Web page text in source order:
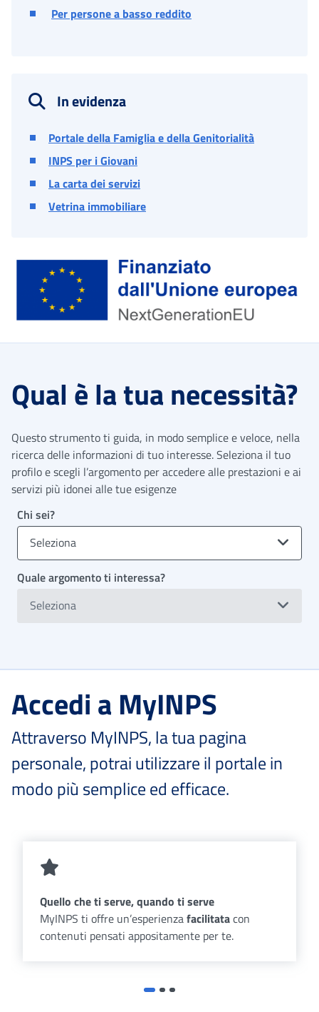
Per persone a basso reddito
In evidenza
Portale della Famiglia e della Genitorialità
INPS per i Giovani
La carta dei servizi
Vetrina immobiliare
Qual è la tua necessità?
Questo strumento ti guida, in modo semplice e veloce, nella
ricerca delle informazioni di tuo interesse. Seleziona il tuo
profilo e scegli l’argomento per accedere alle prestazioni e ai
servizi più idonei alle tue esigenze
Chi sei?
Seleziona
Quale argomento ti interessa?
Seleziona
Accedi a MyINPS
Attraverso MyINPS, la tua pagina
personale, potrai utilizzare il portale in
modo più semplice ed efficace.
Quello che ti serve, quando ti serve
MyINPS ti offre un’esperienzafacilitatacon
contenuti pensati appositamente per te.